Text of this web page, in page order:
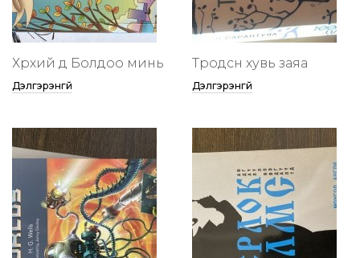
Хөөрхий дөө Болдоо минь
Дэлгэрэнгүй
Төөрөодсөн хувь заяа
Дэлгэрэнгүй